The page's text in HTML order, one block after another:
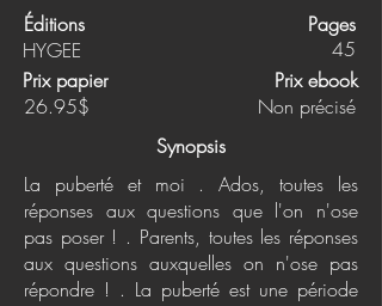
Éditions
HYGEE
Pages
45
Prix papier
Prix ebook
26.95$
Non précisé
Synopsis
La puberté et moi . Ados, toutes les
réponses aux questions que l'on n'ose
pas poser ! . Parents, toutes les réponses
aux questions auxquelles on n'ose pas
répondre ! . La puberté est une période